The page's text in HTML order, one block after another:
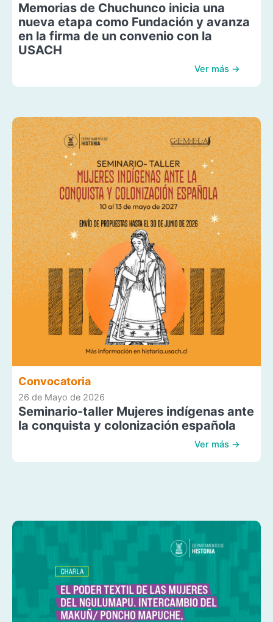
Memorias de Chuchunco inicia una
nueva etapa como Fundación y avanza
en la firma de un convenio con la
USACH
Ver más →
Convocatoria
26 de Mayo de 2026
Seminario-taller Mujeres indígenas ante
la conquista y colonización española
Ver más →